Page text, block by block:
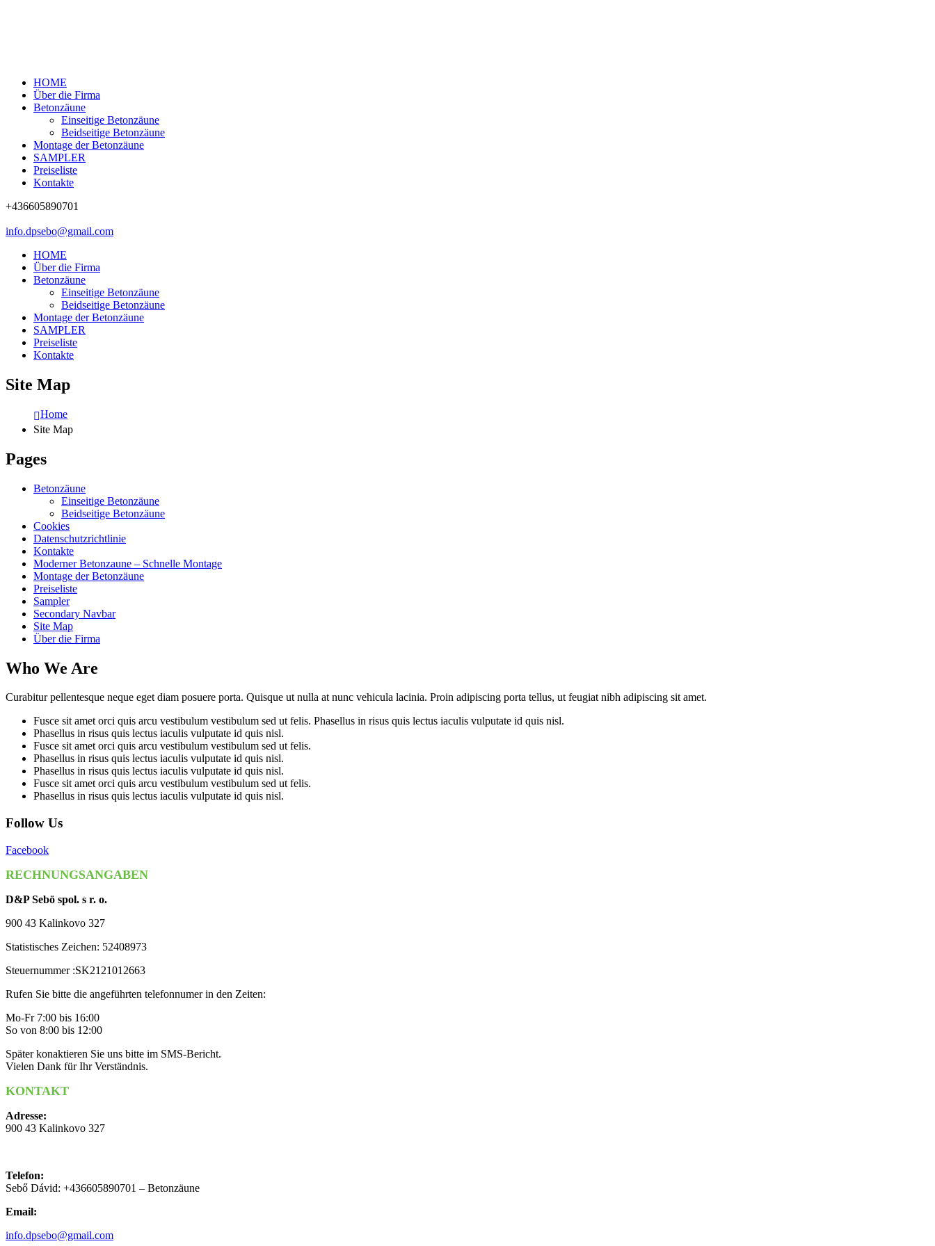
HOME
Über die Firma
Betonzäune
Einseitige Betonzäune
Beidseitige Betonzäune
Montage der Betonzäune
SAMPLER
Preiseliste
Kontakte
+436605890701
info.dpsebo@gmail.com
HOME
Über die Firma
Betonzäune
Einseitige Betonzäune
Beidseitige Betonzäune
Montage der Betonzäune
SAMPLER
Preiseliste
Kontakte
Site Map
Home
Site Map
Pages
Betonzäune
Einseitige Betonzäune
Beidseitige Betonzäune
Cookies
Datenschutzrichtlinie
Kontakte
Moderner Betonzaune – Schnelle Montage
Montage der Betonzäune
Preiseliste
Sampler
Secondary Navbar
Site Map
Über die Firma
Who We Are
Curabitur pellentesque neque eget diam posuere porta. Quisque ut nulla at nunc vehicula lacinia. Proin adipiscing porta tellus, ut feugiat nibh adipiscing sit amet.
Fusce sit amet orci quis arcu vestibulum vestibulum sed ut felis. Phasellus in risus quis lectus iaculis vulputate id quis nisl.
Phasellus in risus quis lectus iaculis vulputate id quis nisl.
Fusce sit amet orci quis arcu vestibulum vestibulum sed ut felis.
Phasellus in risus quis lectus iaculis vulputate id quis nisl.
Phasellus in risus quis lectus iaculis vulputate id quis nisl.
Fusce sit amet orci quis arcu vestibulum vestibulum sed ut felis.
Phasellus in risus quis lectus iaculis vulputate id quis nisl.
Follow Us
Facebook
RECHNUNGSANGABEN
D&P Sebö spol. s r. o.
900 43 Kalinkovo 327
Statistisches Zeichen: 52408973
Steuernummer :SK2121012663
Rufen Sie bitte die angeführten telefonnumer in den Zeiten:
Mo-Fr 7:00 bis 16:00
So von 8:00 bis 12:00
Später konaktieren Sie uns bitte im SMS-Bericht.
Vielen Dank für Ihr Verständnis.
KONTAKT
Adresse:
900 43 Kalinkovo 327
Telefon:
Sebő Dávid: +436605890701 – Betonzäune
Email:
info.dpsebo@gmail.com